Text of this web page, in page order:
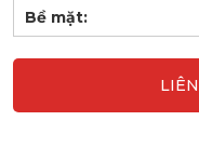
Bề mặt: